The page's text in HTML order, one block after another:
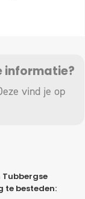
informatie?
vind je op
Tubbergse
te besteden: